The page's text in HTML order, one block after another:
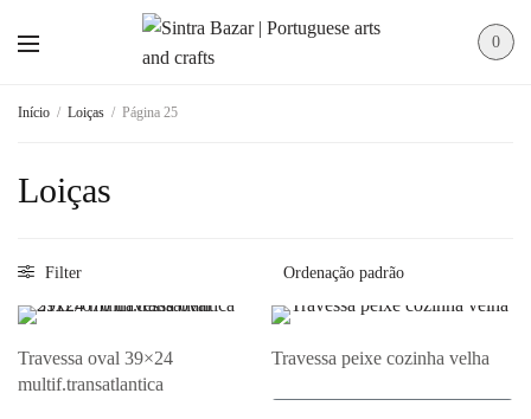
0
Início / Loiças / Página 25
Loiças
Filter
Travessa oval 39×24
multif.transatlantica
Travessa peixe cozinha velha